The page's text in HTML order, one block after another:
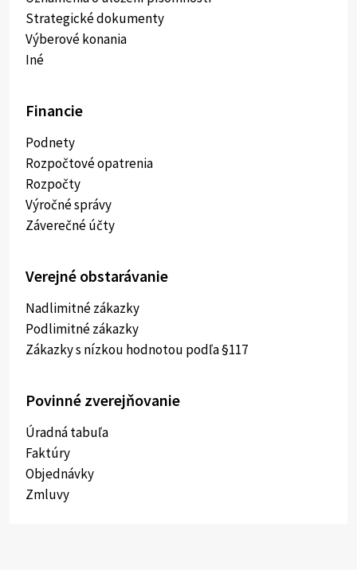
Strategické dokumenty
Výberové konania
Iné
Financie
Podnety
Rozpočtové opatrenia
Rozpočty
Výročné správy
Záverečné účty
Verejné obstarávanie
Nadlimitné zákazky
Podlimitné zákazky
Zákazky s nízkou hodnotou podľa §117
Povinné zverejňovanie
Úradná tabuľa
Faktúry
Objednávky
Zmluvy